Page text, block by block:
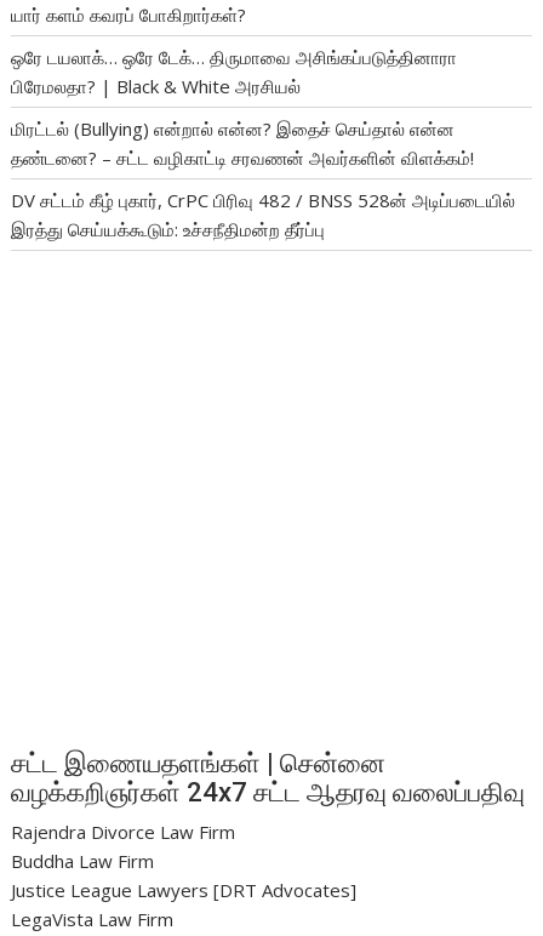
யார் களம் கவரப் போகிறார்கள்?
ஒரே டயலாக்… ஒரே டேக்… திருமாவை அசிங்கப்படுத்தினாரா
பிரேமலதா? | Black & White அரசியல்
மிரட்டல் (Bullying) என்றால் என்ன? இதைச் செய்தால் என்ன
தண்டனை? – சட்ட வழிகாட்டி சரவணன் அவர்களின் விளக்கம்!
DV சட்டம் கீழ் புகார், CrPC பிரிவு 482 / BNSS 528ன் அடிப்படையில்
இரத்து செய்யக்கூடும்: உச்சநீதிமன்ற தீர்ப்பு
சட்ட இணையதளங்கள் | சென்னை
வழக்கறிஞர்கள் 24x7 சட்ட ஆதரவு வலைப்பதிவு
Rajendra Divorce Law Firm
Buddha Law Firm
Justice League Lawyers [DRT Advocates]
LegaVista Law Firm